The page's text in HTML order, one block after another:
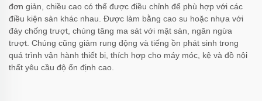
đơn giản, chiều cao có thể được điều chỉnh để phù hợp với các
điều kiện sàn khác nhau. Được làm bằng cao su hoặc nhựa với
đáy chống trượt, chúng tăng ma sát với mặt sàn, ngăn ngừa
trượt. Chúng cũng giảm rung động và tiếng ồn phát sinh trong
quá trình vận hành thiết bị, thích hợp cho máy móc, kệ và đồ nội
thất yêu cầu độ ổn định cao.